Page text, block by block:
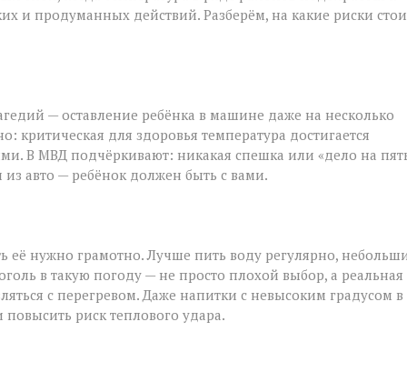
и продуманных действий. Разберём, на какие риски
— оставление ребёнка в машине даже на несколько
критическая для здоровья температура достигается
В МВД подчёркивают: никакая спешка или «дело на
авто — ребёнок должен быть с вами.
её нужно грамотно. Лучше пить воду регулярно,
в такую погоду — не просто плохой выбор, а реальная
с перегревом. Даже напитки с невысоким градусом в
риск теплового удара.